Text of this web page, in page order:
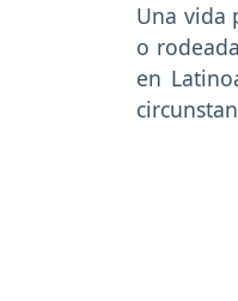
Una vida
o
en